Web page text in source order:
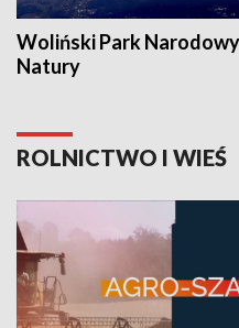
Woliński Park
Natury
ROLNICTWO I WIEŚ